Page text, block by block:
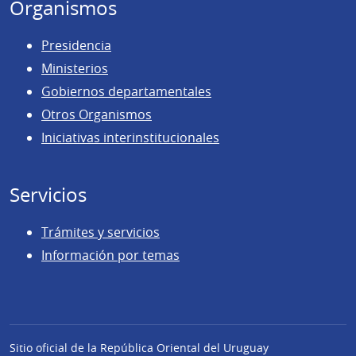
Organismos
Presidencia
Ministerios
Gobiernos departamentales
Otros Organismos
Iniciativas interinstitucionales
Servicios
Trámites y servicios
Información por temas
Sitio oficial de la República Oriental del Uruguay